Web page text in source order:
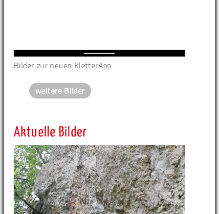
Bilder zur neuen KletterApp
weitere Bilder
Aktuelle Bilder